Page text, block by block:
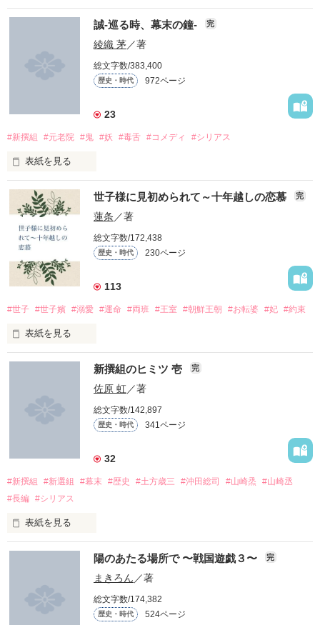
㊗️ジャンル別ランキング 2位 2022.03.18
とても深くて、量り知れないもので、
浅葱色の約束。─番外編─
※『浅葱色の約束。』
こちらの続編となります。
歴史は安定のスルーです。ご了承ください。
運命の人に出逢った。
「あの人は私の命なのよ！」
勝利の女神になりたいのッ！～第２部～
作品を読む
『───寂しいってなぁに？』
愛情を知らずに育った少女がひとり、
『笑ってくれ、トシ。…俺は鬼にはなりきれんよ』
『俺からすりゃあ近藤さん。あんたが一番の鬼だぜ』
残酷だ。
人の生というものは、執着は、厄介なものだ。
彼等と交わした約束はいつだって。
やさしくて、あたたかくて。
そして。
真に護るべきは己か時代か
曲がらないのは果たして
誠-巡る時、幕末の鐘- 完
綾織 茅／著
総文字数/383,400
歴史・時代 972ページ
23
#新撰組 #元老院 #鬼 #妖 #毒舌 #コメディ #シリアス
表紙を見る
―――幕末―――
男達が己の誠を信じ
一人の少女が壬生浪の前に現れる
その少女、人にはあらず
悠久の時を生きてきた鬼につき
彼らと出会うは偶然か…
それとも神が定めし運命
｢私は人間が嫌い。だけど…｣
『じゃあ、ずっと一緒だ』
世子様に見初められて～十年越しの恋慕 完
蓮条 ／著
総文字数/172,438
歴史・時代 230ページ
113
#世子 #世子嬪 #溺愛 #運命 #両班 #王室 #朝鮮王朝 #お転婆 #妃 #約束
表紙を見る
選び）を行う事になり
嘉礼都監（カレトガム：臨時官庁）が設置され
候補者として申告されるのが嫌で
悪評を広めるため、身分を偽って
泥棒の濡れ衣を着せられ困っている少年がいた
宮中では嫌というほど女性を目にしている世子だが
天真爛漫で凛としているソウォンの美しさに
新撰組のヒミツ 壱 完
佐原 虹／著
総文字数/142,897
歴史・時代 341ページ
32
#新撰組 #新選組 #幕末 #歴史 #土方歳三 #沖田総司 #山崎烝
#山崎丞
#長編 #シリアス
表紙を見る
｢お前を守る｣と私を抱き締める貴方を
｢私が守る｣と心に決めた
守られるなんて、私のガラじゃない
貴方を守ることが私の存在価値なんだ
陽のあたる場所で 〜戦国遊戯３〜 完
まきろん／著
総文字数/174,382
歴史・時代 524ページ